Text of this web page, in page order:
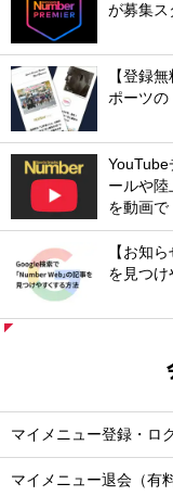
が募集ス
【登録
ポーツの
ールや
を動画で
【お知
を見つ
マイメニュー登録・ロ
マイメニュー退会（有